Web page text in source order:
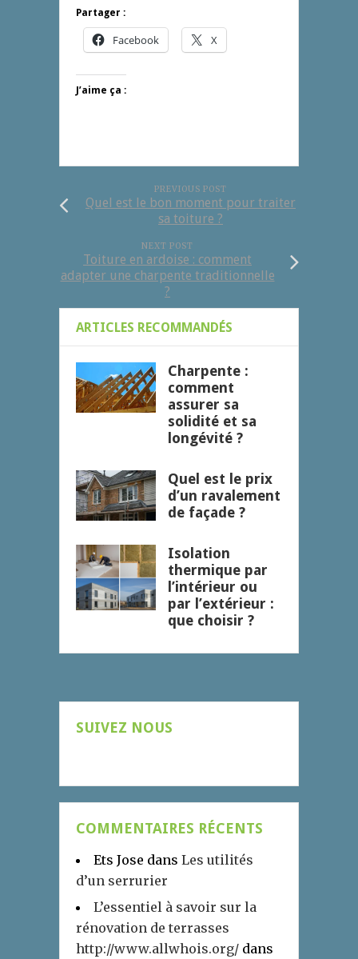
Partager :
Facebook X
J’aime ça :
PREVIOUS POST
Quel est le bon moment pour traiter
sa toiture ?
NEXT POST
Toiture en ardoise : comment
adapter une charpente traditionnelle
?
ARTICLES RECOMMANDÉS
Charpente :
comment
assurer sa
solidité et sa
longévité ?
Quel est le prix
d’un ravalement
de façade ?
Isolation
thermique par
l’intérieur ou
par l’extérieur :
que choisir ?
SUIVEZ NOUS
COMMENTAIRES RÉCENTS
Ets Jose dans Les utilités
d’un serrurier
L’essentiel à savoir sur la
rénovation de terrasses
http://www.allwhois.org/ dans